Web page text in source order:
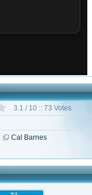
3.1 / 10 :: 73 Votes
Cal Barnes